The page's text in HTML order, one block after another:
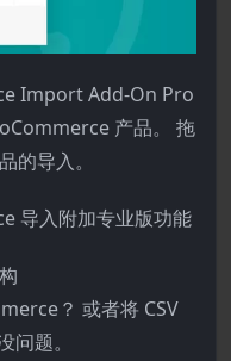
Import Add-On Pro
产品。 拖
的导入。
导入附加专业版功能
？ 或者将 CSV
题。